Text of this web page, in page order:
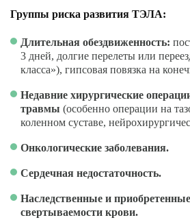
Группы риска развития ТЭЛА:
Длительная обездвиженность:
3 дней, долгие перелеты или
класса»), гипсовая повязка на
Недавние хирургические
травмы (особенно операции на
коленном суставе,
Онкологические заболевания.
Сердечная недостаточность.
Наследственные и
свертываемости крови.